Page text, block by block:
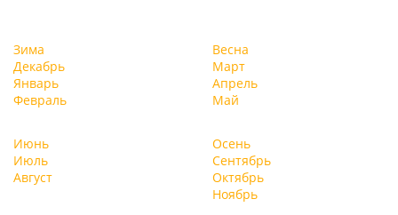
Зима
Декабрь
Январь
Февраль
Весна
Март
Апрель
Май
Июнь
Июль
Август
Осень
Сентябрь
Октябрь
Ноябрь